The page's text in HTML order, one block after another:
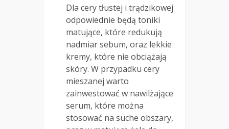
Dla cery tłustej i trądzikowej
odpowiednie będą toniki
matujące, które redukują
nadmiar sebum, oraz lekkie
kremy, które nie obciążają
skóry. W przypadku cery
mieszanej warto
zainwestować w nawilżające
serum, które można
stosować na suche obszary,